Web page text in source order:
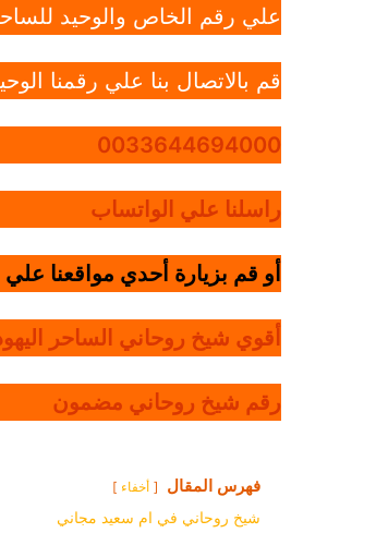
علي رقم الخاص والوحيد
قم بالاتصال بنا علي رقمنا
0033644694000
راسلنا علي الواتساب
أو قم بزيارة أحدي مواقعنا علي
أقوي شيخ روحاني الساحر
رقم شيخ روحاني مضمون
فهرس المقال أخفاء
شيخ روحاني في ام سعيد مجاني